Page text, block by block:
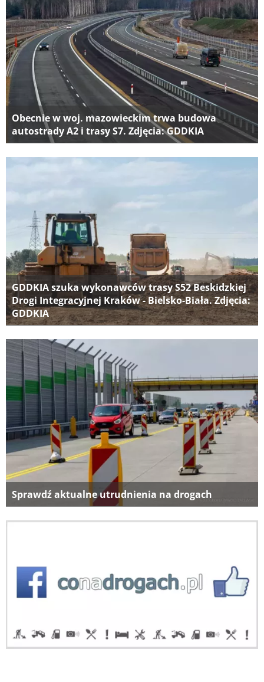
Obecnie w woj. mazowieckim trwa budowa
autostrady A2 i trasy S7. Zdjęcia: GDDKIA
GDDKIA szuka wykonawców trasy S52 Beskidzkiej
Drogi Integracyjnej Kraków - Bielsko-Biała. Zdjęcia:
GDDKIA
Sprawdź aktualne utrudnienia na drogach